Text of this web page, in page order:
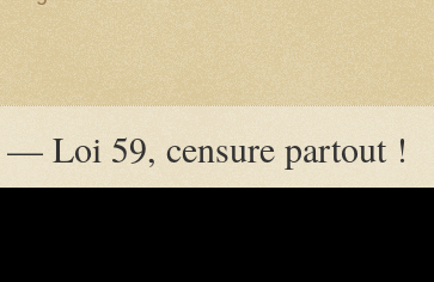
— Loi 59, censure partout !